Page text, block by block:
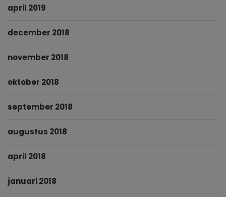
april 2019
december 2018
november 2018
oktober 2018
september 2018
augustus 2018
april 2018
januari 2018